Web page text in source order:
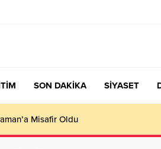
SON DAKİKA SİYASET
Misafir Oldu